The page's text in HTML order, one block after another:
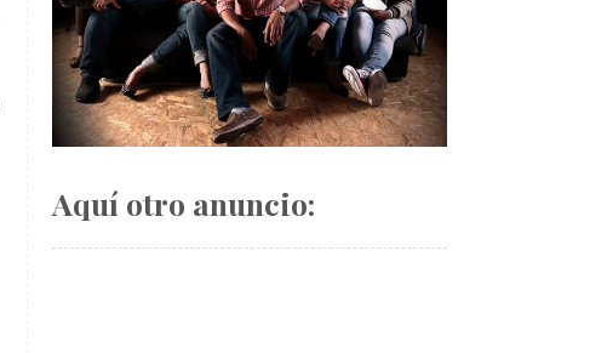
Aquí otro anuncio: